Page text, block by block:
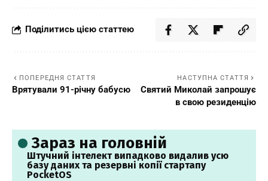
Поділитись цією статтею
ПОПЕРЕДНЯ СТАТТЯ
Врятували 91-річну бабусю
НАСТУПНА СТАТТЯ
Святий Миколай запрошує
в свою резиденцію
Зараз на головній
Штучний інтелект випадково видалив усю
базу даних та резервні копії стартапу
PocketOS